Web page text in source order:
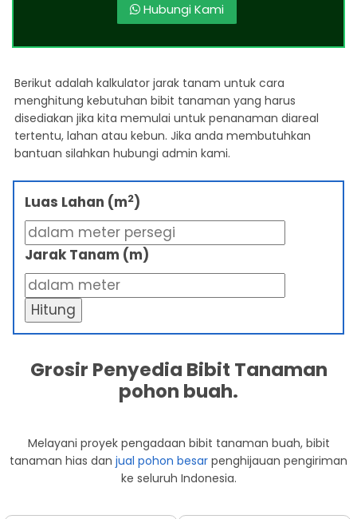
Hubungi Kami
Berikut adalah kalkulator jarak tanam untuk cara
menghitung kebutuhan bibit tanaman yang harus
disediakan jika kita memulai untuk penanaman diareal
tertentu, lahan atau kebun. Jika anda membutuhkan
bantuan silahkan hubungi admin kami.
Luas Lahan (m2)
Jarak Tanam (m)
Hitung
Grosir Penyedia Bibit Tanaman
pohon buah.
Melayani proyek pengadaan bibit tanaman buah, bibit
tanaman hias dan jual pohon besar penghijauan pengiriman
ke seluruh Indonesia.